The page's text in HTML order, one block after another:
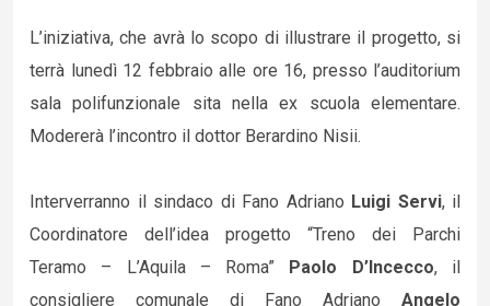
L’iniziativa, che avrà lo scopo di illustrare il progetto, si
terrà lunedì 12 febbraio alle ore 16, presso l’auditorium
sala polifunzionale sita nella ex scuola elementare.
Modererà l’incontro il dottor Berardino Nisii.
Interverranno il sindaco di Fano Adriano Luigi Servi, il
Coordinatore dell’idea progetto “Treno dei Parchi
Teramo – L’Aquila – Roma” Paolo D’Incecco, il
consigliere comunale di Fano Adriano Angelo